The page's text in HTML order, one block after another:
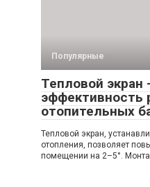
Популярные
Тепловой
эффективность
отопительных
Тепловой экран,
отопления, позволяет
помещении на 2–5°.